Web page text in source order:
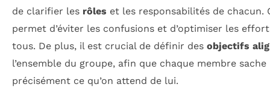
de clarifier les rôles et les responsabilités de chacun.
permet d’éviter les confusions et d’optimiser les
tous. De plus, il est crucial de définir des objectifs
l’ensemble du groupe, afin que chaque membre sache
précisément ce qu’on attend de lui.